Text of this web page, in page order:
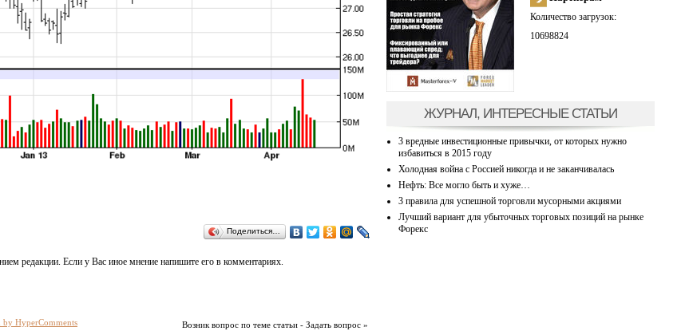
Поделиться…
редакции. Если у Вас иное мнение напишите его в комментариях.
Возник вопрос по теме статьи - Задать вопрос »
by HyperComments
Количество загрузок:
10698824
ЖУРНАЛ, ИНТЕРЕСНЫЕ СТАТЬИ
3 вредные инвестиционные привычки, от которых нужно
избавиться в 2015 году
Холодная война с Россией никогда и не заканчивалась
Нефть: Все могло быть и хуже…
3 правила для успешной торговли мусорными акциями
Лучший вариант для убыточных торговых позиций на рынке
Форекс